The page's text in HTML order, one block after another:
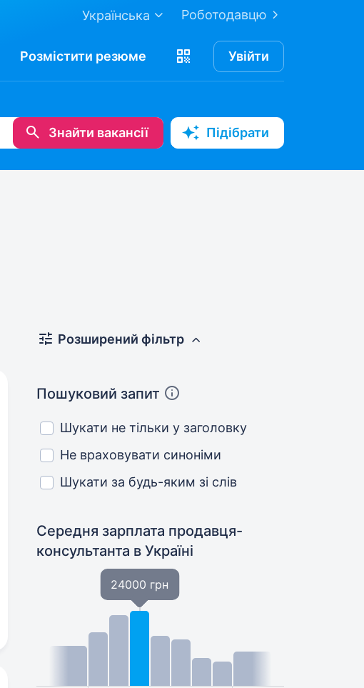
Роботодавцю
Українська
Розмістити резюме Увійти
Знайти вакансії Підібрати
Розширений фільтр
Пошуковий запит
Шукати не тільки у заголовку
Не враховувати синоніми
Шукати за будь-яким зі слів
Середня зарплата продавця-
консультанта в Україні
24000 грн